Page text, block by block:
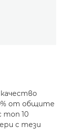
от общите
топ 10
с тези